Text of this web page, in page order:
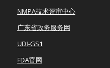
NMPA技术评审中心
广东省政务服务网
UDI-GS1
FDA官网